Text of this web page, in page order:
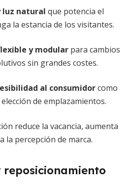
luz natural que potencia el
la estancia de los visitantes.
y modular para cambios
sin grandes costes.
al consumidorcomo
de emplazamientos.
reduce la vacancia, aumenta
la percepción de marca.
reposicionamiento